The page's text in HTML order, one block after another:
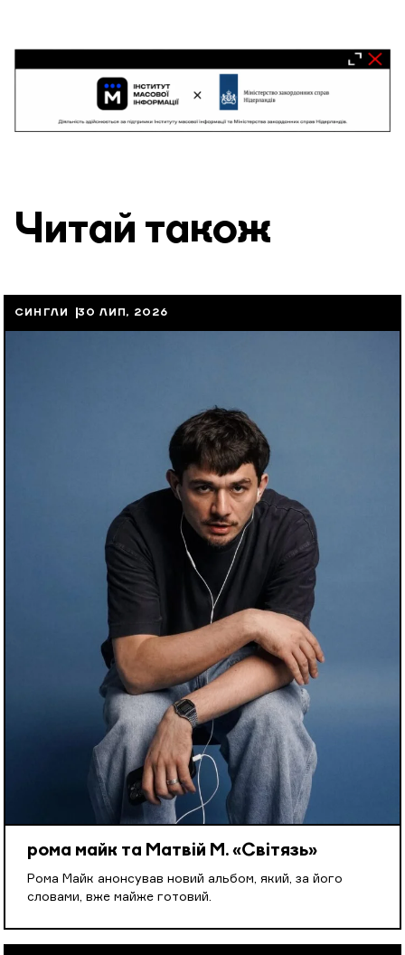
Читай також
СИНГЛИ 30 ЛИП, 2026
рома майк та Матвій М. «Світязь»
Рома Майк анонсував новий альбом, який, за його
словами, вже майже готовий.